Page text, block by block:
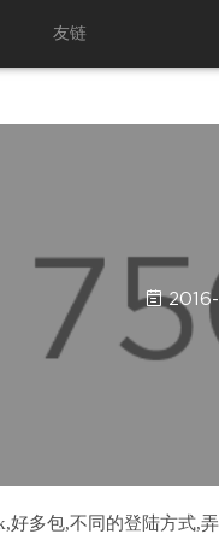
友链
2016-
好多包,不同的登陆方式,